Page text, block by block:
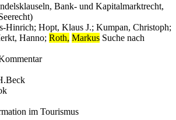
Bank- und Kapitalmarktrecht,
Hinrich; Hopt, Klaus J.; Kumpan, Christoph;
Hanno; Roth, Markus Suche nach